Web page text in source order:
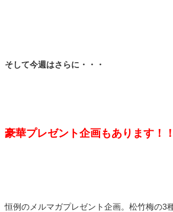
そして今週はさらに・・・
豪華プレゼント企画もあります！！
恒例のメルマガプレゼント企画。松竹梅の3